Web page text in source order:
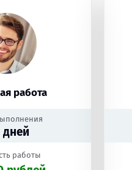
работа
дней
работы